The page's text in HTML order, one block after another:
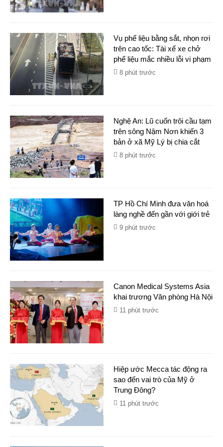
Vụ phế liệu bằng sắt, nhọn rơi
trên cao tốc: Tài xế xe chở
phế liệu mắc nhiều lỗi vi phạm
8 phút trước
Nghệ An: Lũ cuốn trôi cầu tạm
trên sông Nậm Nơn khiến 3
bản ở xã Mỹ Lý bị chia cắt
8 phút trước
TP Hồ Chí Minh đưa văn hoá
làng nghề đến gần với giới trẻ
9 phút trước
Canon Medical Systems Asia
khai trương Văn phòng Hà Nội
11 phút trước
Hiệp ước Mecca tác động ra
sao đến vai trò của Mỹ ở
Trung Đông?
11 phút trước